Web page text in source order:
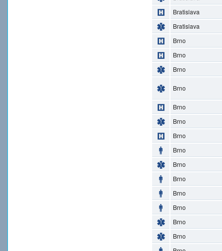
Bratislava
Bratislava
Brno
Brno
Brno
Brno
Brno
Brno
Brno
Brno
Brno
Brno
Brno
Brno
Brno
Brno